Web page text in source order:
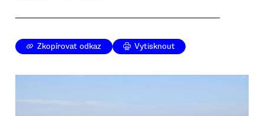
Zkopírovat odkaz Vytisknout